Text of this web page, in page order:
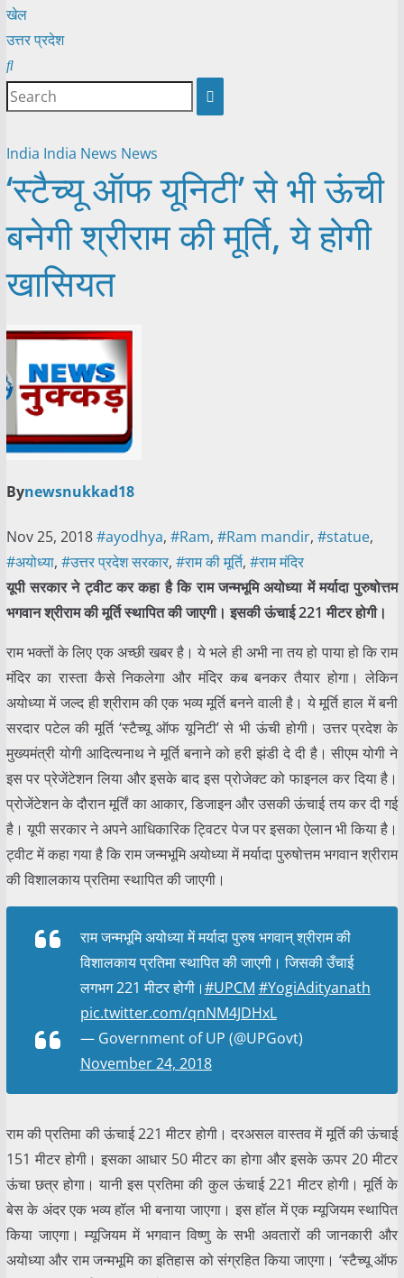
खेल
उत्तर प्रदेश
India India News News
‘स्टैच्यू ऑफ यूनिटी’ से भी ऊंची
बनेगी श्रीराम की मूर्ति, ये होगी
खासियत
Bynewsnukkad18
Nov 25, 2018#ayodhya, #Ram, #Ram mandir, #statue,
#अयोध्या, #उत्तर प्रदेश सरकार, #राम की मूर्ति, #राम मंदिर
यूपी सरकार ने ट्वीट कर कहा है कि राम जन्मभूमि अयोध्या में मर्यादा पुरुषोत्तम
भगवान श्रीराम की मूर्ति स्थापित की जाएगी। इसकी ऊंचाई 221 मीटर होगी।
राम भक्तों के लिए एक अच्छी खबर है। ये भले ही अभी ना तय हो पाया हो कि राम
मंदिर का रास्ता कैसे निकलेगा और मंदिर कब बनकर तैयार होगा। लेकिन
अयोध्या में जल्द ही श्रीराम की एक भव्य मूर्ति बनने वाली है। ये मूर्ति हाल में बनी
सरदार पटेल की मूर्ति ‘स्टैच्यू ऑफ यूनिटी’ से भी ऊंची होगी। उत्तर प्रदेश के
मुख्यमंत्री योगी आदित्यनाथ ने मूर्ति बनाने को हरी झंडी दे दी है। सीएम योगी ने
इस पर प्रेजेंटेशन लिया और इसके बाद इस प्रोजेक्ट को फाइनल कर दिया है।
प्रोजेंटेशन के दौरान मूर्तिं का आकार, डिजाइन और उसकी ऊंचाई तय कर दी गई
है। यूपी सरकार ने अपने आधिकारिक ट्विटर पेज पर इसका ऐलान भी किया है।
ट्वीट में कहा गया है कि राम जन्मभूमि अयोध्या में मर्यादा पुरुषोत्तम भगवान श्रीराम
की विशालकाय प्रतिमा स्थापित की जाएगी।
राम जन्मभूमि अयोध्या में मर्यादा पुरुष भगवान् श्रीराम की
विशालकाय प्रतिमा स्थापित की जाएगी। जिसकी उँचाई
लगभग 221 मीटर होगी।#UPCM #YogiAdityanath
pic.twitter.com/qnNM4JDHxL
— Government of UP (@UPGovt)
November 24, 2018
राम की प्रतिमा की ऊंचाई 221 मीटर होगी। दरअसल वास्तव में मूर्ति की ऊंचाई
151 मीटर होगी। इसका आधार 50 मीटर का होगा और इसके ऊपर 20 मीटर
ऊंचा छत्र होगा। यानी इस प्रतिमा की कुल ऊंचाई 221 मीटर होगी। मूर्ति के
बेस के अंदर एक भव्य हॉल भी बनाया जाएगा। इस हॉल में एक म्यूजियम स्थापित
किया जाएगा। म्यूजियम में भगवान विष्णु के सभी अवतारों की जानकारी और
अयोध्या और राम जन्मभूमि का इतिहास को संग्रहित किया जाएगा। ‘स्टैच्यू ऑफ